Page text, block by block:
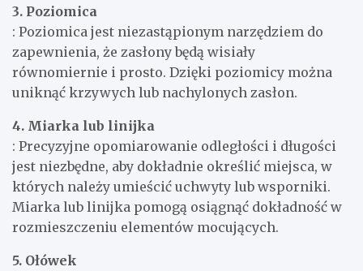
3. Poziomica
: Poziomica jest niezastąpionym narzędziem do
zapewnienia, że zasłony będą wisiały
równomiernie i prosto. Dzięki poziomicy można
uniknąć krzywych lub nachylonych zasłon.
4. Miarka lub linijka
: Precyzyjne opomiarowanie odległości i długości
jest niezbędne, aby dokładnie określić miejsca, w
których należy umieścić uchwyty lub wsporniki.
Miarka lub linijka pomogą osiągnąć dokładność w
rozmieszczeniu elementów mocujących.
5. Ołówek